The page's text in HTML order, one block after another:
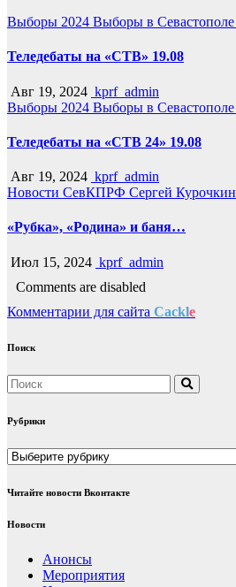
Выборы 2024 Выборы в Севастополе
Теледебаты на «СТВ» 19.08
Авг 19, 2024 kprf_admin
Выборы 2024 Выборы в Севастополе
Теледебаты на «СТВ 24» 19.08
Авг 19, 2024 kprf_admin
Новости СевКПРФ Сергей Курочкин
«Рубка», «Родина» и баня…
Июл 15, 2024 kprf_admin
Comments are disabled
Комментарии для сайта Cackle
Поиск
Рубрики
Рубрики
Читайте новости Вконтакте
Новости
Анонсы
Мероприятия